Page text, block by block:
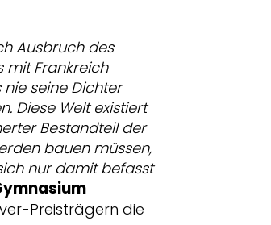
Ausbruch des
mit Frankreich
nie seine Dichter
Diese Welt existiert
Bestandteil der
bauen müssen,
nur damit befasst
Preisträgern die